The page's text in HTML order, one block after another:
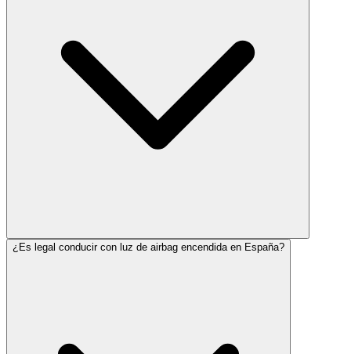
¿Es legal conducir con luz de airbag encendida en España?